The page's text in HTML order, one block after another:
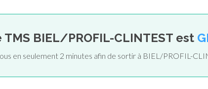
TMS BIEL/PROFIL-CLINTEST est
en seulement 2 minutes afin de sortir à BIEL/PROFIL-